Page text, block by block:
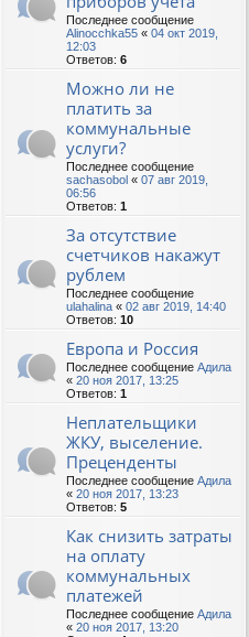
Последнее сообщение
Alinocchka55 « 04 окт 2019,
12:03
Ответов: 6
Можно ли не
платить за
коммунальные
услуги?
Последнее сообщение
sachasobol « 07 авг 2019,
06:56
Ответов: 1
За отсутствие
счетчиков накажут
рублем
Последнее сообщение
ulahalina « 02 авг 2019, 14:40
Ответов: 10
Европа и Россия
Последнее сообщение Адила
« 20 ноя 2017, 13:25
Ответов: 1
Неплательщики
ЖКУ, выселение.
Преценденты
Последнее сообщение Адила
« 20 ноя 2017, 13:23
Ответов: 5
Как снизить затраты
на оплату
коммунальных
платежей
Последнее сообщение Адила
« 20 ноя 2017, 13:20